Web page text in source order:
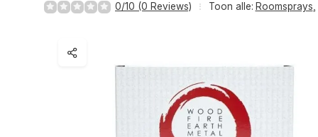
0/10 (0 Reviews) Toon alle: Roomsprays